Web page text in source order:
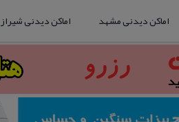
اماکن دیدنی مشهد اماکن دیدنی شیراز